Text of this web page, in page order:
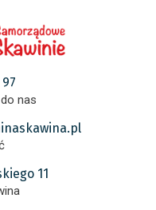
nas
11